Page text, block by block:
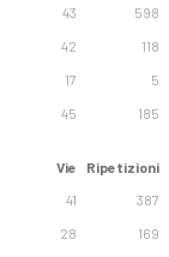
43 598
42 118
17 5
45 185
Vie Ripetizioni
41 387
28 169